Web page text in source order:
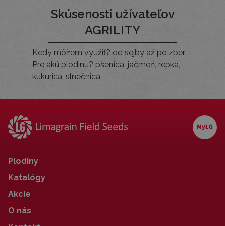
Skúsenosti užívateľov
AGRILITY
Kedy môžem využiť? od sejby až po zber
Pre akú plodinu? pšenica, jačmeň, repka,
kukurica, slnečnica
Plodiny
Katalógy
Akcie
O nás